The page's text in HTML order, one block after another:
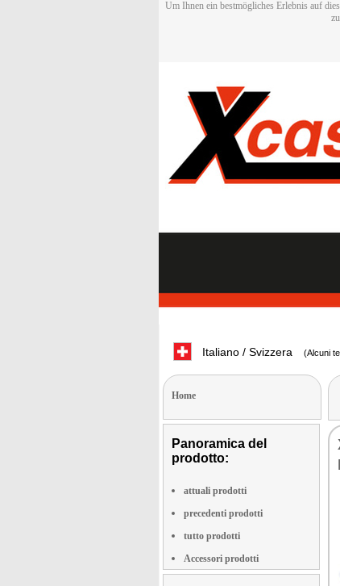
Um Ihnen ein bestmögliches Erlebnis auf
Italiano / Svizzera (Alcuni
Home
Panoramica del
prodotto:
attuali prodotti
precedenti prodotti
tutto prodotti
Accessori prodotti